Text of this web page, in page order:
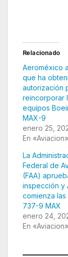
Relacionado
Aeroméxico
que ha
autorización
reincorporar
equipos
MAX-9
enero 25,
En «Aviacion»
La
Federal de
(FAA)
inspección y
comienza
737-9 MAX
enero 24,
En «Aviacion»